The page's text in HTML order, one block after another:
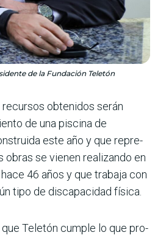
de la Fundación Teletón
obtenidos serán
de una piscina de
este año y que repre­
obras se vienen realizando en
46 años y que tra­baja con
tipo de dis­capacidad física.
que Teletón cumple lo que pro­